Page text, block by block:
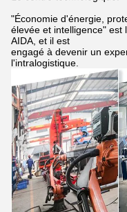
"Économie d'énergie,
élevée et intelligence" est
AIDA, et il est
engagé à devenir un
l'intralogistique.